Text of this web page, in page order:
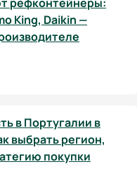
King, Daikin —
в Португалии в
выбрать регион,
покупки